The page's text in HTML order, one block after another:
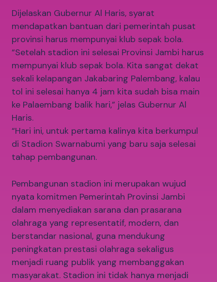
Dijelaskan Gubernur Al Haris, syarat
mendapatkan bantuan dari pemerintah pusat
provinsi harus mempunyai klub sepak bola.
“Setelah stadion ini selesai Provinsi Jambi harus
mempunyai klub sepak bola. Kita sangat dekat
sekali kelapangan Jakabaring Palembang, kalau
tol ini selesai hanya 4 jam kita sudah bisa main
ke Palaembang balik hari,” jelas Gubernur Al
Haris.
“Hari ini, untuk pertama kalinya kita berkumpul
di Stadion Swarnabumi yang baru saja selesai
tahap pembangunan.
Pembangunan stadion ini merupakan wujud
nyata komitmen Pemerintah Provinsi Jambi
dalam menyediakan sarana dan prasarana
olahraga yang representatif, modern, dan
berstandar nasional, guna mendukung
peningkatan prestasi olahraga sekaligus
menjadi ruang publik yang membanggakan
masyarakat. Stadion ini tidak hanya menjadi